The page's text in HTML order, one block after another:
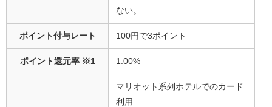
ない。
ポイント付与レート 100円で3ポイント
ポイント還元率 ※1 1.00%
マリオット系列ホテルでのカード
利用